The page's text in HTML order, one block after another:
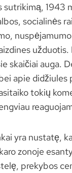
1943
socialinės
skaičiai auga.
apie didžiules
tokių
yra nustatę,
zonoje
prekybos